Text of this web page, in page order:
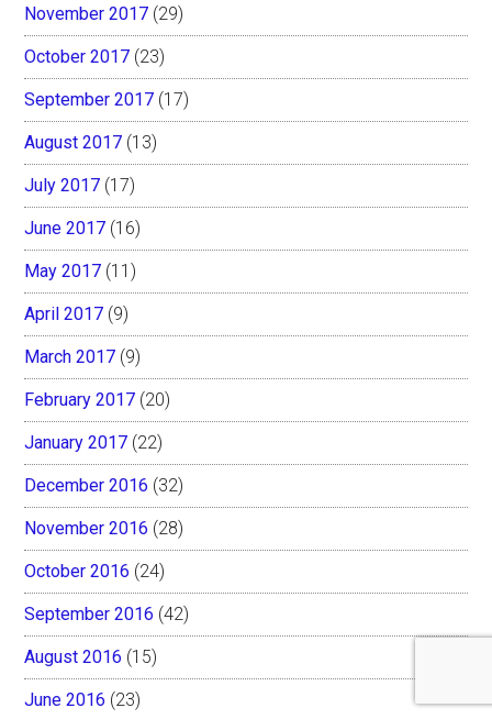
November 2017 (29)
October 2017 (23)
September 2017 (17)
August 2017 (13)
July 2017 (17)
June 2017 (16)
May 2017 (11)
April 2017 (9)
March 2017 (9)
February 2017 (20)
January 2017 (22)
December 2016 (32)
November 2016 (28)
October 2016 (24)
September 2016 (42)
August 2016 (15)
June 2016 (23)